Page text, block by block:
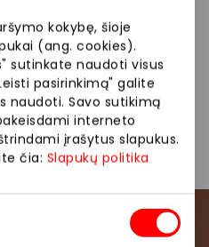
kokybę, šioje
(ang. cookies).
sutinkate naudoti visus
pasirinkimą" galite
naudoti. Savo sutikimą
interneto
įrašytus slapukus.
čia: Slapukų politika
kostiumai, švarkai,
odiniai aksesuarai.